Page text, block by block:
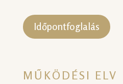
Időpontfoglalás
MŰKÖDÉSI ELV